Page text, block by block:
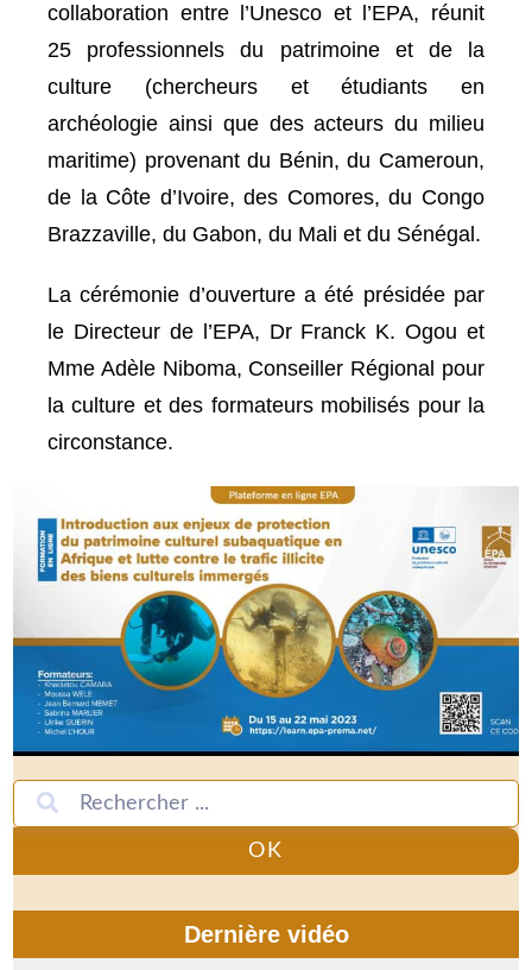
collaboration entre l’Unesco et l’EPA, réunit
25 professionnels du patrimoine et de la
culture (chercheurs et étudiants en
archéologie ainsi que des acteurs du milieu
maritime) provenant du Bénin, du Cameroun,
de la Côte d’Ivoire, des Comores, du Congo
Brazzaville, du Gabon, du Mali et du Sénégal.
La cérémonie d’ouverture a été présidée par
le Directeur de l’EPA, Dr Franck K. Ogou et
Mme Adèle Niboma, Conseiller Régional pour
la culture et des formateurs mobilisés pour la
circonstance.
OK
Dernière vidéo